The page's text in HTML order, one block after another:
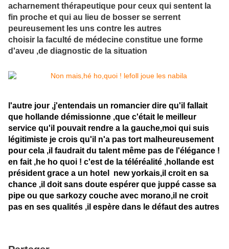
acharnement thérapeutique pour ceux qui sentent la
fin proche et qui au lieu de bosser se serrent
peureusement les uns contre les autres
choisir la faculté de médecine constitue une forme
d'aveu ,de diagnostic de la situation
l'autre jour ,j'entendais un romancier dire qu'il fallait
que hollande démissionne ,que c'était le meilleur
service qu'il pouvait rendre a la gauche,moi qui suis
légitimiste je crois qu'il n'a pas tort malheureusement
pour cela ,il faudrait du talent même pas de l'élégance !
en fait ,he ho quoi ! c'est de la téléréalité ,hollande est
président grace a un hotel new yorkais,il croit en sa
chance ,il doit sans doute espérer que juppé casse sa
pipe ou que sarkozy couche avec morano,il ne croit
pas en ses qualités ,il espère dans le défaut des autres